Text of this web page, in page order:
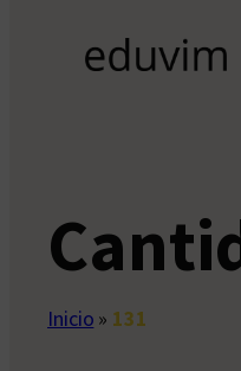
Inicio » 131